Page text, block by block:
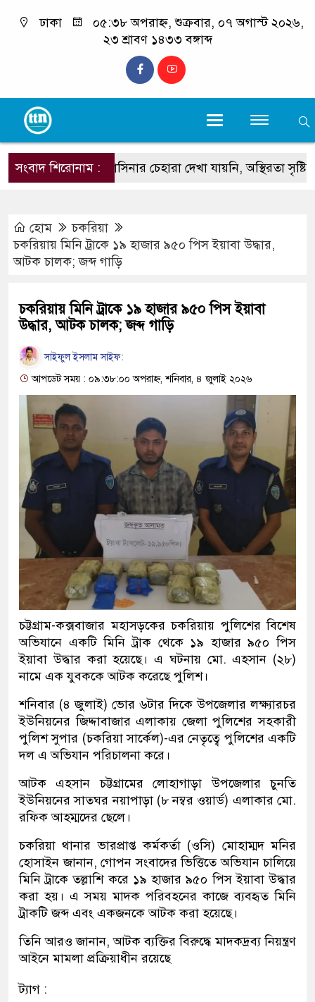
ঢাকা
০৫:৩৮ অপরাহ্ন, শুক্রবার, ০৭ অগাস্ট ২০২৬,
২৩ শ্রাবণ ১৪৩৩ বঙ্গাব্দ
সংবাদ শিরোনাম :
শেখ হাসিনার চেহারা দেখা যায়নি, অস্থিরতা সৃষ্টিতে
হোম
চকরিয়া
চকরিয়ায় মিনি ট্রাকে ১৯ হাজার ৯৫০ পিস ইয়াবা উদ্ধার,
আটক চালক; জব্দ গাড়ি
চকরিয়ায় মিনি ট্রাকে ১৯ হাজার ৯৫০ পিস ইয়াবা
উদ্ধার, আটক চালক; জব্দ গাড়ি
সাইফুল ইসলাম সাইফ:
আপডেট সময় : ০৯:৩৮:০০ অপরাহ্ন, শনিবার, ৪ জুলাই ২০২৬
চট্টগ্রাম-কক্সবাজার মহাসড়কের চকরিয়ায় পুলিশের বিশেষ
অভিযানে একটি মিনি ট্রাক থেকে ১৯ হাজার ৯৫০ পিস
ইয়াবা উদ্ধার করা হয়েছে। এ ঘটনায় মো. এহসান (২৮)
নামে এক যুবককে আটক করেছে পুলিশ।
শনিবার (৪ জুলাই) ভোর ৬টার দিকে উপজেলার লক্ষ্যারচর
ইউনিয়নের জিদ্দাবাজার এলাকায় জেলা পুলিশের সহকারী
পুলিশ সুপার (চকরিয়া সার্কেল)-এর নেতৃত্বে পুলিশের একটি
দল এ অভিযান পরিচালনা করে।
আটক এহসান চট্টগ্রামের লোহাগাড়া উপজেলার চুনতি
ইউনিয়নের সাতঘর নয়াপাড়া (৮ নম্বর ওয়ার্ড) এলাকার মো.
রফিক আহম্মদের ছেলে।
চকরিয়া থানার ভারপ্রাপ্ত কর্মকর্তা (ওসি) মোহাম্মদ মনির
হোসাইন জানান, গোপন সংবাদের ভিত্তিতে অভিযান চালিয়ে
মিনি ট্রাকে তল্লাশি করে ১৯ হাজার ৯৫০ পিস ইয়াবা উদ্ধার
করা হয়। এ সময় মাদক পরিবহনের কাজে ব্যবহৃত মিনি
ট্রাকটি জব্দ এবং একজনকে আটক করা হয়েছে।
তিনি আরও জানান, আটক ব্যক্তির বিরুদ্ধে মাদকদ্রব্য নিয়ন্ত্রণ
আইনে মামলা প্রক্রিয়াধীন রয়েছে
ট্যাগ :